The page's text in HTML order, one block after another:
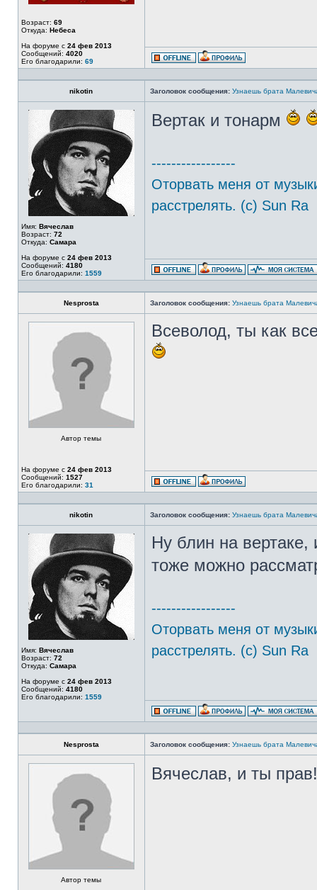
Возраст: 69
Откуда: Небеса
На форуме с 24 фев 2013
Сообщений: 4020
Его благодарили: 69
nikotin Заголовок сообщения: Узнаешь брата
Имя: Вячеслав
Возраст: 72
Откуда: Самара
На форуме с 24 фев 2013
Сообщений: 4180
Его благодарили: 1559
Вертак и тонарм
-----------------
Оторвать меня от
расстрелять. (с) Sun Ra
Nesprosta Заголовок сообщения: Узнаешь брата
Автор темы
На форуме с 24 фев 2013
Сообщений: 1527
Его благодарили: 31
Всеволод, ты как
nikotin Заголовок сообщения: Узнаешь брата
Имя: Вячеслав
Возраст: 72
Откуда: Самара
На форуме с 24 фев 2013
Сообщений: 4180
Его благодарили: 1559
Ну блин на вертаке,
тоже можно
-----------------
Оторвать меня от
расстрелять. (с) Sun Ra
Nesprosta Заголовок сообщения: Узнаешь брата
Автор темы
Вячеслав, и ты